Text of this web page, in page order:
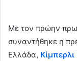
a
n
e
Με τον πρώην
συναντήθηκε η
Ελλάδα,